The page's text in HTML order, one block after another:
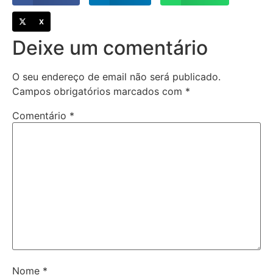
X
Deixe um comentário
O seu endereço de email não será publicado.
Campos obrigatórios marcados com *
Comentário *
Nome *